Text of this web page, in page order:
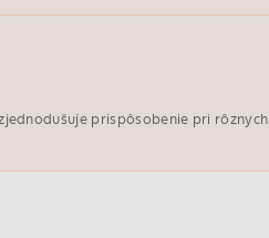
prispôsobenie pri rôznych